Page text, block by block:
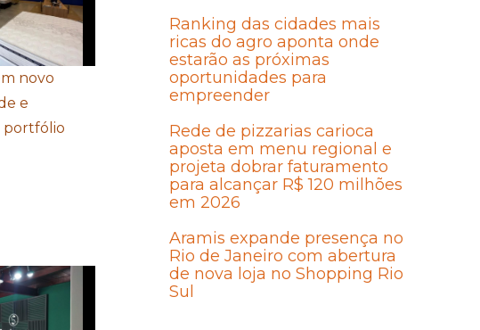
novo
e
portfólio
Ranking das cidades mais
ricas do agro aponta onde
estarão as próximas
oportunidades para
empreender
Rede de pizzarias carioca
aposta em menu regional e
projeta dobrar faturamento
para alcançar R$ 120 milhões
em 2026
Aramis expande presença no
Rio de Janeiro com abertura
de nova loja no Shopping Rio
Sul